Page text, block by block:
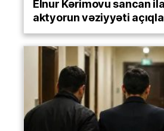
Elnur Kərimovu sancan
aktyorun vəziyyəti